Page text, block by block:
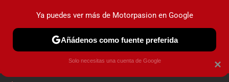
PRUEBAS COCHES ELÉCTRICOS OBSERVATORIO
×
Ya puedes ver más de Motorpasion en Google
Añádenos como fuente preferida
Solo necesitas una cuenta de Google